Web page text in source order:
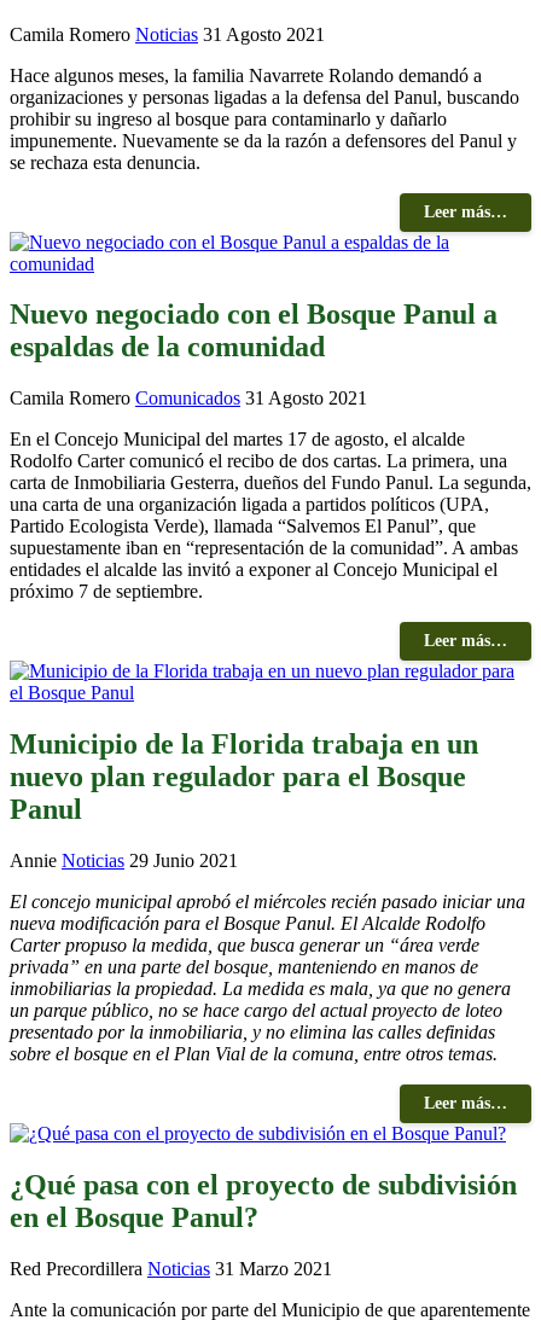
Camila Romero Noticias 31 Agosto 2021
Hace algunos meses, la familia Navarrete Rolando demandó a
organizaciones y personas ligadas a la defensa del Panul, buscando
prohibir su ingreso al bosque para contaminarlo y dañarlo
impunemente. Nuevamente se da la razón a defensores del Panul y
se rechaza esta denuncia.
Leer más…
Nuevo negociado con el Bosque Panul a
espaldas de la comunidad
Camila Romero Comunicados 31 Agosto 2021
En el Concejo Municipal del martes 17 de agosto, el alcalde
Rodolfo Carter comunicó el recibo de dos cartas. La primera, una
carta de Inmobiliaria Gesterra, dueños del Fundo Panul. La segunda,
una carta de una organización ligada a partidos políticos (UPA,
Partido Ecologista Verde), llamada “Salvemos El Panul”, que
supuestamente iban en “representación de la comunidad”. A ambas
entidades el alcalde las invitó a exponer al Concejo Municipal el
próximo 7 de septiembre.
Leer más…
Municipio de la Florida trabaja en un
nuevo plan regulador para el Bosque
Panul
Annie Noticias 29 Junio 2021
El concejo municipal aprobó el miércoles recién pasado iniciar una
nueva modificación para el Bosque Panul. El Alcalde Rodolfo
Carter propuso la medida, que busca generar un “área verde
privada” en una parte del bosque, manteniendo en manos de
inmobiliarias la propiedad. La medida es mala, ya que no genera
un parque público, no se hace cargo del actual proyecto de loteo
presentado por la inmobiliaria, y no elimina las calles definidas
sobre el bosque en el Plan Vial de la comuna, entre otros temas.
Leer más…
¿Qué pasa con el proyecto de subdivisión
en el Bosque Panul?
Red Precordillera Noticias 31 Marzo 2021
Ante la comunicación por parte del Municipio de que aparentemente